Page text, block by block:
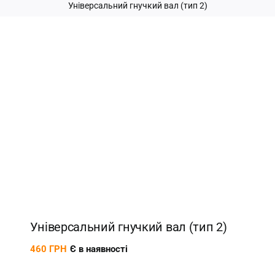
Універсальний гнучкий вал (тип 2)
Універсальний гнучкий вал (тип 2)
460 ГРН Є в наявності